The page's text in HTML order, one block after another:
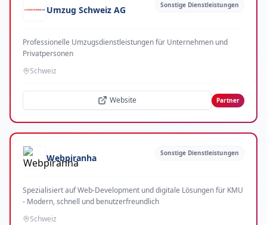
Umzug Schweiz AG Sonstige Dienstleistungen
Professionelle Umzugsdienstleistungen für Unternehmen und
Privatpersonen
Schweiz
Website Partner
Webpiranha Sonstige Dienstleistungen
Spezialisiert auf Web-Development und digitale Lösungen für KMU
- Modern, schnell und benutzerfreundlich
Schweiz